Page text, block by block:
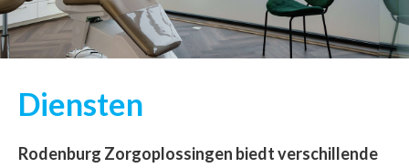
Diensten
Rodenburg Zorgoplossingen biedt verschillende